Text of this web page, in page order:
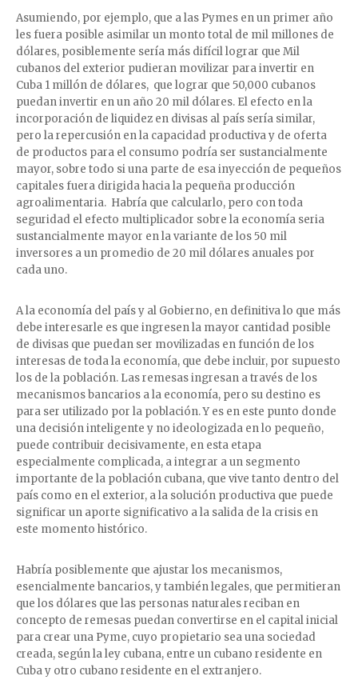
Asumiendo, por ejemplo, que a las Pymes en un primer año
les fuera posible asimilar un monto total de mil millones de
dólares, posiblemente sería más difícil lograr que Mil
cubanos del exterior pudieran movilizar para invertir en
Cuba 1 millón de dólares, que lograr que 50,000 cubanos
puedan invertir en un año 20 mil dólares. El efecto en la
incorporación de liquidez en divisas al país sería similar,
pero la repercusión en la capacidad productiva y de oferta
de productos para el consumo podría ser sustancialmente
mayor, sobre todo si una parte de esa inyección de pequeños
capitales fuera dirigida hacia la pequeña producción
agroalimentaria. Habría que calcularlo, pero con toda
seguridad el efecto multiplicador sobre la economía seria
sustancialmente mayor en la variante de los 50 mil
inversores a un promedio de 20 mil dólares anuales por
cada uno.
A la economía del país y al Gobierno, en definitiva lo que más
debe interesarle es que ingresen la mayor cantidad posible
de divisas que puedan ser movilizadas en función de los
interesas de toda la economía, que debe incluir, por supuesto
los de la población. Las remesas ingresan a través de los
mecanismos bancarios a la economía, pero su destino es
para ser utilizado por la población. Y es en este punto donde
una decisión inteligente y no ideologizada en lo pequeño,
puede contribuir decisivamente, en esta etapa
especialmente complicada, a integrar a un segmento
importante de la población cubana, que vive tanto dentro del
país como en el exterior, a la solución productiva que puede
significar un aporte significativo a la salida de la crisis en
este momento histórico.
Habría posiblemente que ajustar los mecanismos,
esencialmente bancarios, y también legales, que permitieran
que los dólares que las personas naturales reciban en
concepto de remesas puedan convertirse en el capital inicial
para crear una Pyme, cuyo propietario sea una sociedad
creada, según la ley cubana, entre un cubano residente en
Cuba y otro cubano residente en el extranjero.